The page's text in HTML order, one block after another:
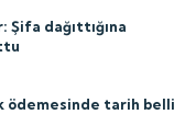
dağıttığına
ödemesinde tarih belli